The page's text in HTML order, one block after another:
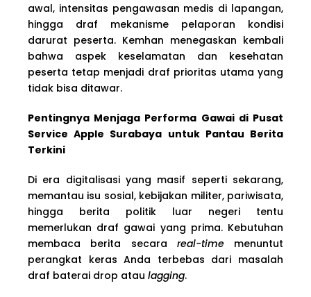
awal, intensitas pengawasan medis di lapangan,
hingga draf mekanisme pelaporan kondisi
darurat peserta. Kemhan menegaskan kembali
bahwa aspek keselamatan dan kesehatan
peserta tetap menjadi draf prioritas utama yang
tidak bisa ditawar.
Pentingnya Menjaga Performa Gawai di Pusat
Service Apple Surabaya untuk Pantau Berita
Terkini
Di era digitalisasi yang masif seperti sekarang,
memantau isu sosial, kebijakan militer, pariwisata,
hingga berita politik luar negeri tentu
memerlukan draf gawai yang prima. Kebutuhan
membaca berita secara real-timemenuntut
perangkat keras Anda terbebas dari masalah
draf baterai drop atau lagging.